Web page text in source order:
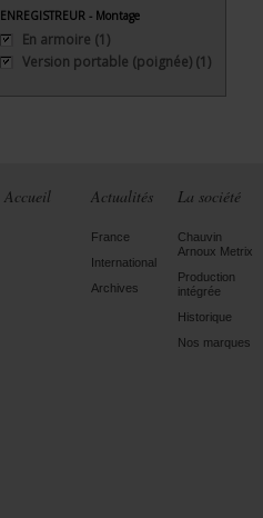
ENREGISTREUR - Montage
En armoire (1)
Version portable (poignée) (1)
Accueil Actualités
France
International
Archives
La société
Chauvin
Arnoux Metrix
Production
intégrée
Historique
Nos marques